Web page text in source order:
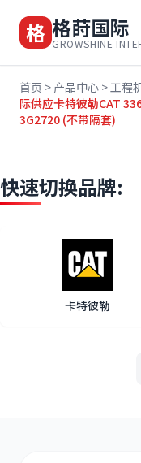
格 格莳国际
GROWSHINE
首页 > 产品中心 >工程
际供应卡特彼勒CAT
3G2720 (不带隔套)
快速切换品牌:
卡特彼勒
其他